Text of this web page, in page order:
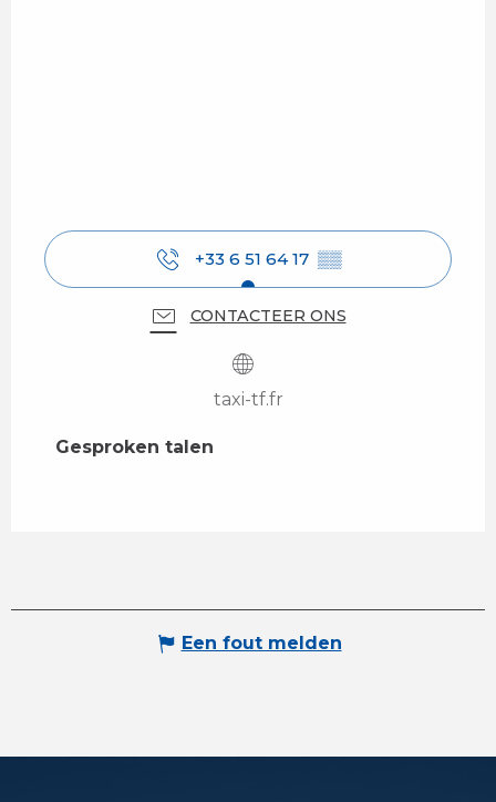
+33 6 51 64 17 ▒▒
CONTACTEER ONS
taxi-tf.fr
Gesproken talen
Gesproken talen
Een fout melden